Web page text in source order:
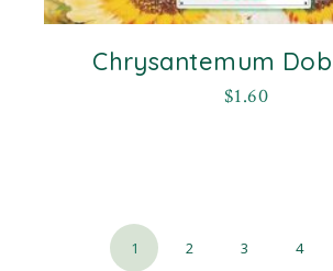
Chrysantemum
$1.60
1 2 3 4